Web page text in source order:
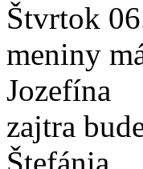
Štvrtok
meniny
Jozefína
zajtra